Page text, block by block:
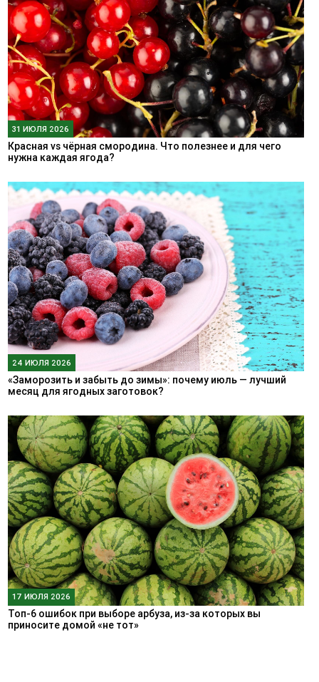
31 ИЮЛЯ 2026
Красная vs чёрная смородина. Что полезнее и для чего
нужна каждая ягода?
24 ИЮЛЯ 2026
«Заморозить и забыть до зимы»: почему июль — лучший
месяц для ягодных заготовок?
17 ИЮЛЯ 2026
Топ-6 ошибок при выборе арбуза, из-за которых вы
приносите домой «не тот»